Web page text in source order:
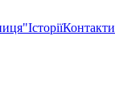
ІсторіїКонтакти